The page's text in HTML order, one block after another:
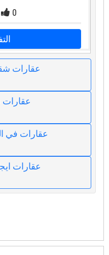
0
عقارات
عقارات
عقارات في
عقارات